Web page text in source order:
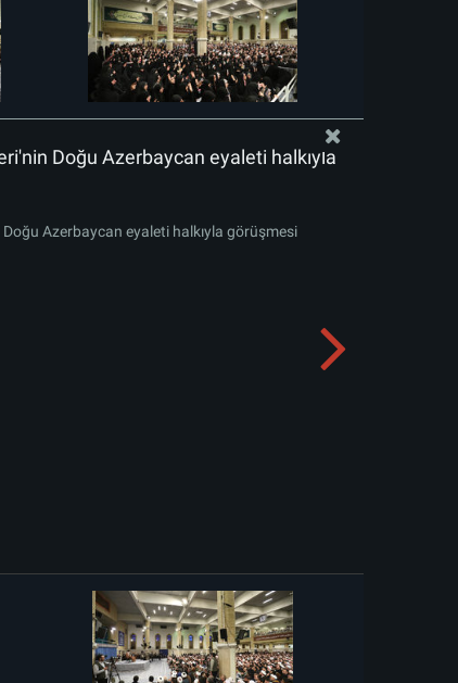
Doğu Azerbaycan eyaleti halkıyla
Doğu Azerbaycan eyaleti halkıyla görüşmesi